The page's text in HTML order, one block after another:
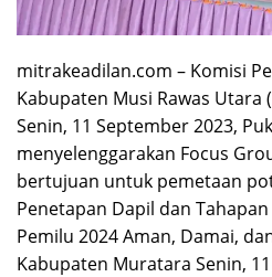
mitrakeadilan.com – Komisi
Kabupaten Musi Rawas
Senin, 11 September 2023,
menyelenggarakan Focus
bertujuan untuk pemetaan
Penetapan Dapil dan
Pemilu 2024 Aman, Damai,
Kabupaten Muratara Senin,